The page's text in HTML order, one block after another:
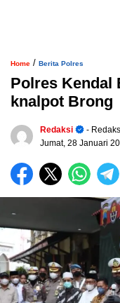
Home / Berita Polres
Polres Kendal
knalpot Brong
Redaksi
-
Jumat, 28 Januari